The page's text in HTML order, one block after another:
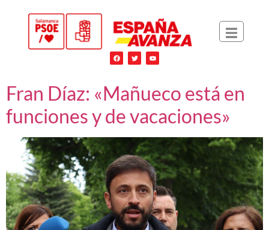
Fran Díaz: «Mañueco está en
funciones y de vacaciones»